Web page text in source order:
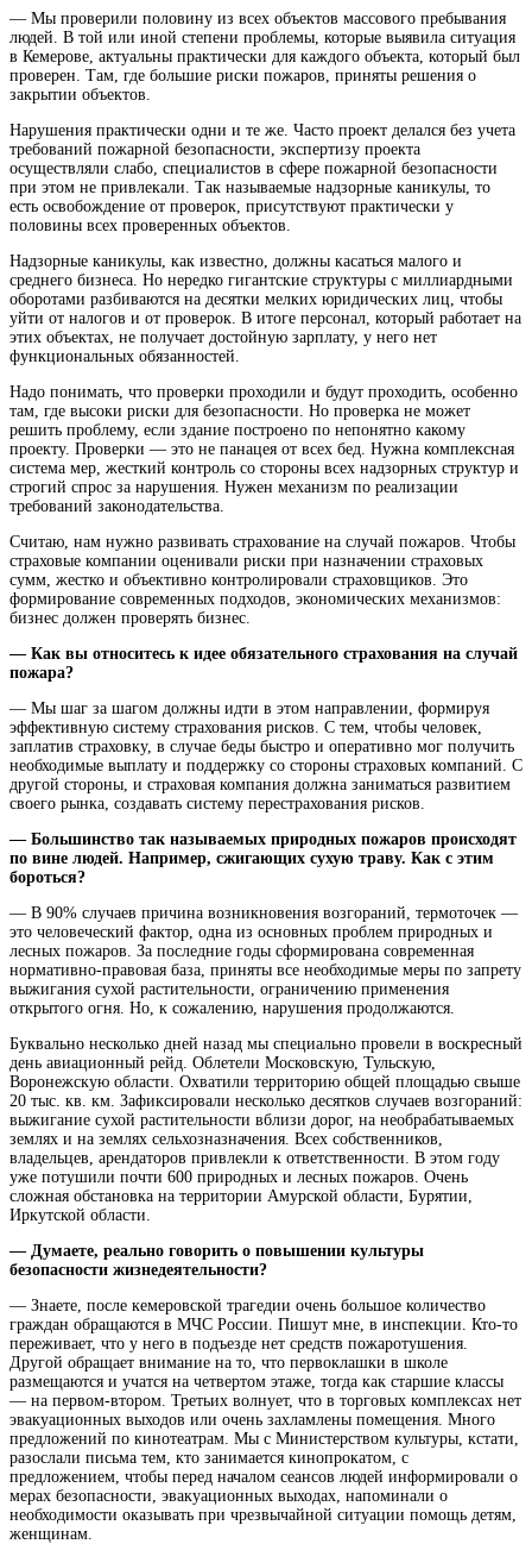
— Мы проверили половину из всех объектов массового пребывания
людей. В той или иной степени проблемы, которые выявила ситуация
в Кемерове, актуальны практически для каждого объекта, который был
проверен. Там, где большие риски пожаров, приняты решения о
закрытии объектов.
Нарушения практически одни и те же. Часто проект делался без учета
требований пожарной безопасности, экспертизу проекта
осуществляли слабо, специалистов в сфере пожарной безопасности
при этом не привлекали. Так называемые надзорные каникулы, то
есть освобождение от проверок, присутствуют практически у
половины всех проверенных объектов.
Надзорные каникулы, как известно, должны касаться малого и
среднего бизнеса. Но нередко гигантские структуры с миллиардными
оборотами разбиваются на десятки мелких юридических лиц, чтобы
уйти от налогов и от проверок. В итоге персонал, который работает на
этих объектах, не получает достойную зарплату, у него нет
функциональных обязанностей.
Надо понимать, что проверки проходили и будут проходить, особенно
там, где высоки риски для безопасности. Но проверка не может
решить проблему, если здание построено по непонятно какому
проекту. Проверки — это не панацея от всех бед. Нужна комплексная
система мер, жесткий контроль со стороны всех надзорных структур и
строгий спрос за нарушения. Нужен механизм по реализации
требований законодательства.
Считаю, нам нужно развивать страхование на случай пожаров. Чтобы
страховые компании оценивали риски при назначении страховых
сумм, жестко и объективно контролировали страховщиков. Это
формирование современных подходов, экономических механизмов:
бизнес должен проверять бизнес.
— Как вы относитесь к идее обязательного страхования на случай
пожара?
— Мы шаг за шагом должны идти в этом направлении, формируя
эффективную систему страхования рисков. С тем, чтобы человек,
заплатив страховку, в случае беды быстро и оперативно мог получить
необходимые выплату и поддержку со стороны страховых компаний. С
другой стороны, и страховая компания должна заниматься развитием
своего рынка, создавать систему перестрахования рисков.
— Большинство так называемых природных пожаров происходят
по вине людей. Например, сжигающих сухую траву. Как с этим
бороться?
— В 90% случаев причина возникновения возгораний, термоточек —
это человеческий фактор, одна из основных проблем природных и
лесных пожаров. За последние годы сформирована современная
нормативно-правовая база, приняты все необходимые меры по запрету
выжигания сухой растительности, ограничению применения
открытого огня. Но, к сожалению, нарушения продолжаются.
Буквально несколько дней назад мы специально провели в воскресный
день авиационный рейд. Облетели Московскую, Тульскую,
Воронежскую области. Охватили территорию общей площадью свыше
20 тыс. кв. км. Зафиксировали несколько десятков случаев возгораний:
выжигание сухой растительности вблизи дорог, на необрабатываемых
землях и на землях сельхозназначения. Всех собственников,
владельцев, арендаторов привлекли к ответственности. В этом году
уже потушили почти 600 природных и лесных пожаров. Очень
сложная обстановка на территории Амурской области, Бурятии,
Иркутской области.
— Думаете, реально говорить о повышении культуры
безопасности жизнедеятельности?
— Знаете, после кемеровской трагедии очень большое количество
граждан обращаются в МЧС России. Пишут мне, в инспекции. Кто-то
переживает, что у него в подъезде нет средств пожаротушения.
Другой обращает внимание на то, что первоклашки в школе
размещаются и учатся на четвертом этаже, тогда как старшие классы
— на первом-втором. Третьих волнует, что в торговых комплексах нет
эвакуационных выходов или очень захламлены помещения. Много
предложений по кинотеатрам. Мы с Министерством культуры, кстати,
разослали письма тем, кто занимается кинопрокатом, с
предложением, чтобы перед началом сеансов людей информировали о
мерах безопасности, эвакуационных выходах, напоминали о
необходимости оказывать при чрезвычайной ситуации помощь детям,
женщинам.